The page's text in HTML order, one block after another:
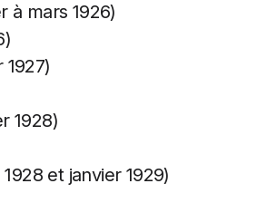
à mars 1926)
1928)
et janvier 1929)